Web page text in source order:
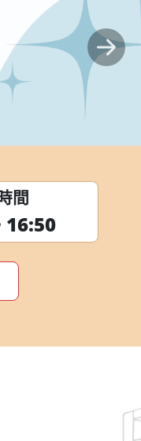
Next
間
16:50